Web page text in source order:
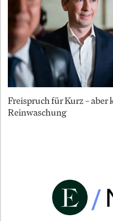
Freispruch für Kurz – aber
Reinwaschung